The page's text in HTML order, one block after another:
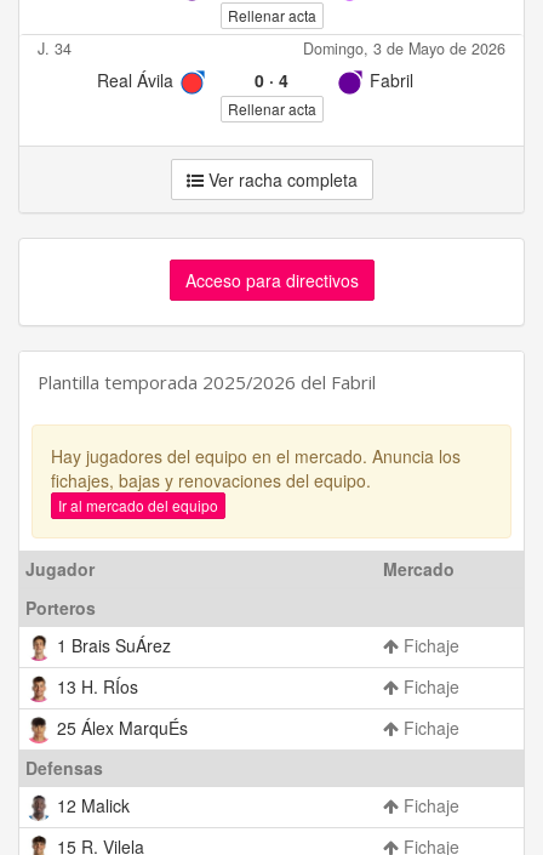
Rellenar acta
J. 34 Domingo, 3 de Mayo de 2026
Real Ávila 0· 4 Fabril
Rellenar acta
Ver racha completa
Acceso para directivos
Plantilla temporada 2025/2026 del Fabril
Hay jugadores del equipo en el mercado. Anuncia los
fichajes, bajas y renovaciones del equipo.
Ir al mercado del equipo
Jugador
Mercado
Porteros
1 Brais SuÁrez
Fichaje
13 H. RÍos
Fichaje
25 Álex MarquÉs
Fichaje
Defensas
12 Malick
Fichaje
15 R. Vilela
Fichaje